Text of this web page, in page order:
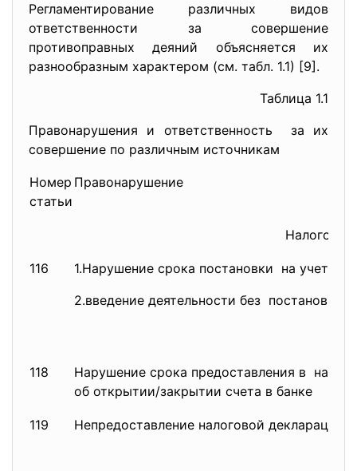
Регламентирование различных видов
ответственности за совершение
противоправных деяний объясняется их
разнообразным характером (см. табл. 1.1) [9].
Таблица 1.1
Правонарушения и ответственность за их
совершение по различным источникам
Номер
статьи
Правонарушение
116
1.Нарушение срока постановки на учет в
2.введение деятельности без постановки
118
Нарушение срока предоставления в
об открытии/закрытии счета в банке
119 Непредоставление налоговой декларации